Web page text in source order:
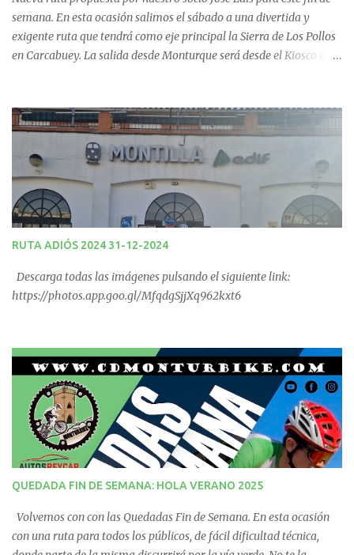
s
semana. En esta ocasión salimos el sábado a una divertida y
exigente ruta que tendrá como eje principal la Sierra de Los Pollos
en Carcabuey. La salida desde Monturque será desde el Kiosco de
Quedadas Fin de Semana 2025.
RUTA ADIÓS 2024 31-12-2024
Descarga todas las imágenes pulsando el siguiente link:
https://photos.app.goo.gl/MfqdgSjjXq962kxt6
QUEDADA FIN DE SEMANA: HOLA VERANO 2025
Volvemos con con las Quedadas Fin de Semana. En esta ocasión
con una ruta para todos los públicos, de fácil dificultad técnica,